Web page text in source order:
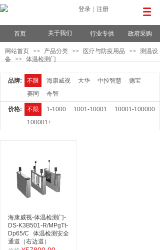
登录 注册
首页 关于我们 行业专供 政府采购
网站首页 >> 产品分类 >> 医疗与防疫用品 >> 测温设
备
>> 体温检测门
品牌: 不限 海康威视 大华 中控智慧
德宝
赛同
奇智
价格: 不限 1-1000 1001-10001
10001-100000
100001+
海康威视-体温检测门-
DS-K3B501-R/MPgTt-
Dp65/C
体温检测安全
通道（右边道）